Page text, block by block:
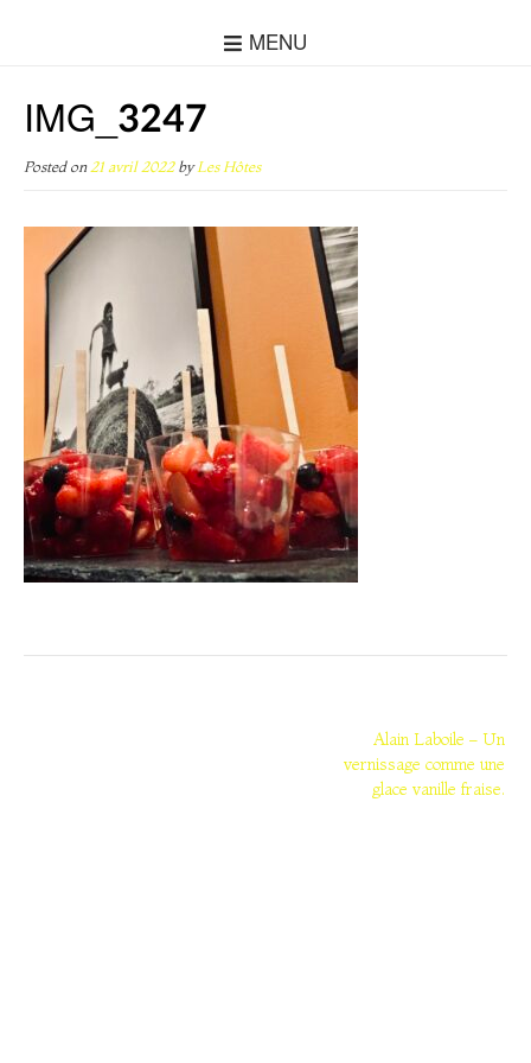
MENU
IMG_3247
Posted on 21 avril 2022by Les Hôtes
Alain Laboile – Un
vernissage comme une
glace vanille fraise.